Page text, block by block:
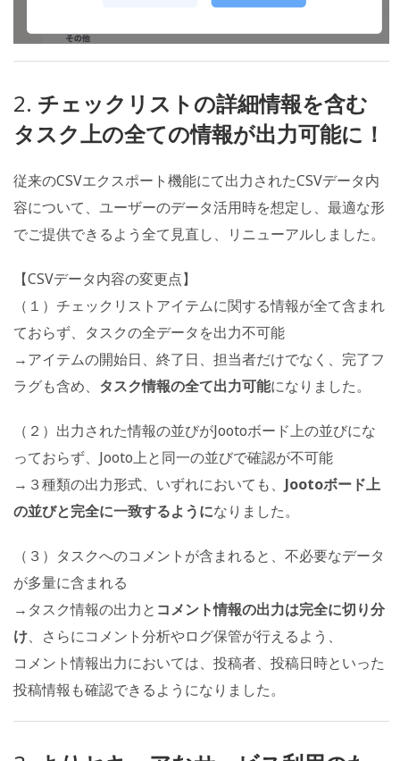
2. チェックリストの詳細情報を含む
タスク上の全ての情報が出力可能に！
従来のCSVエクスポート機能にて出力されたCSVデータ内
容について、ユーザーのデータ活用時を想定し、最適な形
でご提供できるよう全て見直し、リニューアルしました。
【CSVデータ内容の変更点】
（１）チェックリストアイテムに関する情報が全て含まれ
ておらず、タスクの全データを出力不可能
→アイテムの開始日、終了日、担当者だけでなく、完了フ
ラグも含め、 タスク情報の全て出力可能になりました。
（２）出力された情報の並びがJootoボード上の並びにな
っておらず、Jooto上と同一の並びで確認が不可能
→３種類の出力形式、いずれにおいても、 Jootoボード上
の並びと完全に一致するようになりました。
（３）タスクへのコメントが含まれると、不必要なデータ
が多量に含まれる
→タスク情報の出力と コメント情報の出力は完全に切り分
け、さらにコメント分析やログ保管が行えるよう、
コメント情報出力においては、投稿者、投稿日時といった
投稿情報も確認できるようになりました。